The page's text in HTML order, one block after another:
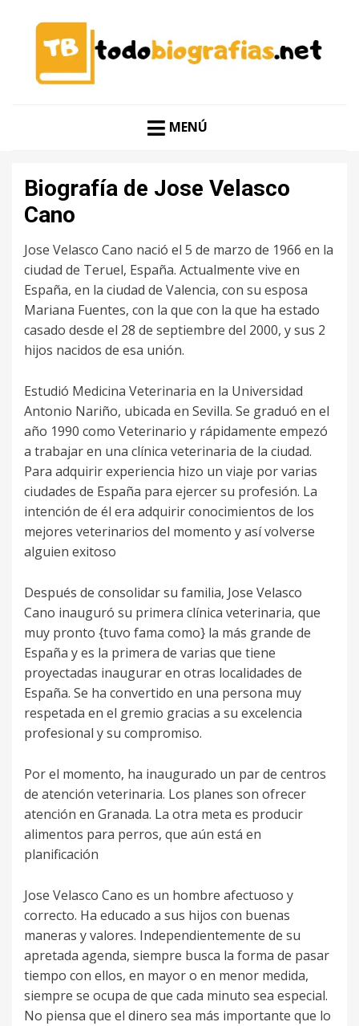
TODO BIOGRAFÍAS
MENÚ
Biografía de Jose Velasco
Cano
Jose Velasco Cano nació el 5 de marzo de 1966 en la
ciudad de Teruel, España. Actualmente vive en
España, en la ciudad de Valencia, con su esposa
Mariana Fuentes, con la que con la que ha estado
casado desde el 28 de septiembre del 2000, y sus 2
hijos nacidos de esa unión.
Estudió Medicina Veterinaria en la Universidad
Antonio Nariño, ubicada en Sevilla. Se graduó en el
año 1990 como Veterinario y rápidamente empezó
a trabajar en una clínica veterinaria de la ciudad.
Para adquirir experiencia hizo un viaje por varias
ciudades de España para ejercer su profesión. La
intención de él era adquirir conocimientos de los
mejores veterinarios del momento y así volverse
alguien exitoso
Después de consolidar su familia, Jose Velasco
Cano inauguró su primera clínica veterinaria, que
muy pronto {tuvo fama como} la más grande de
España y es la primera de varias que tiene
proyectadas inaugurar en otras localidades de
España. Se ha convertido en una persona muy
respetada en el gremio gracias a su excelencia
profesional y su compromiso.
Por el momento, ha inaugurado un par de centros
de atención veterinaria. Los planes son ofrecer
atención en Granada. La otra meta es producir
alimentos para perros, que aún está en
planificación
Jose Velasco Cano es un hombre afectuoso y
correcto. Ha educado a sus hijos con buenas
maneras y valores. Independientemente de su
apretada agenda, siempre busca la forma de pasar
tiempo con ellos, en mayor o en menor medida,
siempre se ocupa de que cada minuto sea especial.
No piensa que el dinero sea más importante que lo